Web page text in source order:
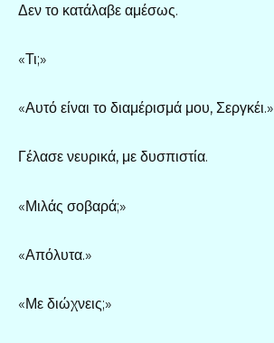
Δεν το κατάλαβε αμέσως.
«Τι;»
«Αυτό είναι το διαμέρισμά μου, Σεργκέι.»
Γέλασε νευρικά, με δυσπιστία.
«Μιλάς σοβαρά;»
«Απόλυτα.»
«Με διώχνεις;»